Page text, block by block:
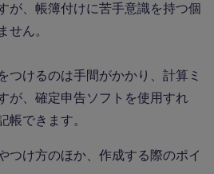
が、帳簿付けに苦手意識を持つ個
せん。
つけるのは手間がかかり、計算ミ
が、確定申告ソフトを使用すれ
帳できます。
つけ方のほか、作成する際のポイ